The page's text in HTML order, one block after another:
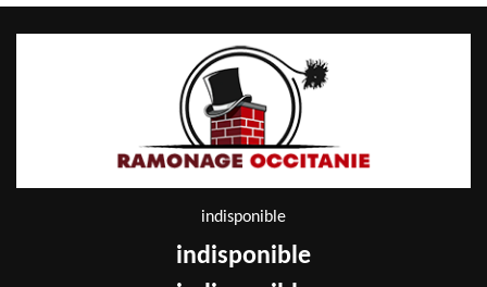
indisponible
indisponible